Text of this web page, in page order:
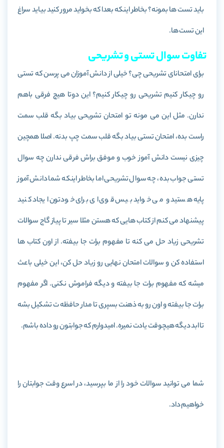
باید تست ها بمونه؟ بخاطر اینکه بعدا که بخواید مرور کنید بیاید سراغ
این تست ها.
تفاوت سوال تستی و تشریحی
برای امتحانای تشریحی چی؟ خیلی از دانش آموزان می پرسن که تستی
رو چیکار کنیم تشریحی رو چیکار کنیم؟ این دوتا هیچ فرقی باهم
ندارن. مثل این می مونه تو امتحان تشریحی بیاد بگه قلب سمت
راست بده، امتحان تستی بیاد بگه قلب سمت چپ بدنه. اصلا همچین
چیزی نیست دانش آموز خوب و موفق براش فرقی ندارن چه سوال
تستی جواب بده، چه سوال تشریحی اما بخاطر اینکه شما دانش آموز
پایه هستید و می خواید بیس قوی ای برای خودتون ایجاد کنید
پیشنهاد می کنم از کتاب هایی که هستن مثلا سیر تا پیاز گاج سوالات
تشریحی زیاد حل می کنه تا مفهوم برات جا بیفته. از اون کتاب ها
استفاده کن و سوالات امتحان نهایی رو زیاد حل کن، این خیلی باعث
میشه که مفهوم برات جا بیفته و دیگه فراموش نکنی. اگر مفهوم
برات جا بیفته و اون رو به ذهنت بسپری تا مدار حافظه ت تشکیل بشه
تا ابد دیگه هیچوقت یادت نمیره. امیدوارم که جوابتون رو داده باشم.
شما می توانید سوالات خود را از ما بپرسید، در اسرع وقت جوابتان را
خواهیم داد.